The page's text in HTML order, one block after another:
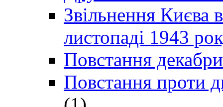
Звільнення Києва
листопаді 1943
Повстання
Повстання проти